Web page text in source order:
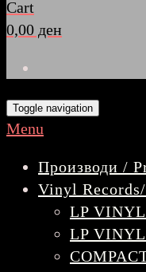
Cart
0,00 ден
Toggle navigation
Menu
Производи /
Vinyl
LP
LP